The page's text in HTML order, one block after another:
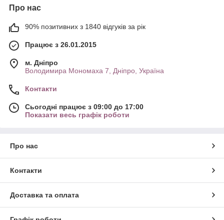
Про нас
90% позитивних з 1840 відгуків за рік
Працює з 26.01.2015
м. Дніпро
Володимира Мономаха 7, Дніпро, Україна
Контакти
Сьогодні працює з 09:00 до 17:00
Показати весь графік роботи
Про нас
Контакти
Доставка та оплата